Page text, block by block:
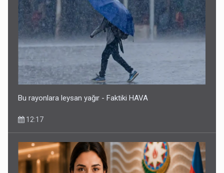
Bu rayonlara leysan yağır - Faktiki HAVA
12:17